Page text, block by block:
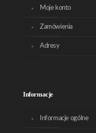
Moje konto
Zamówienia
Adresy
Informacje
Informacje ogólne